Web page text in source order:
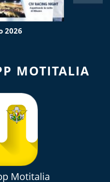
2026
MOTITALIA
Motitalia